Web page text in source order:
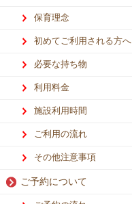
保育理念
初めてご利用される方へ
必要な持ち物
利用料金
施設利用時間
ご利用の流れ
その他注意事項
ご予約について